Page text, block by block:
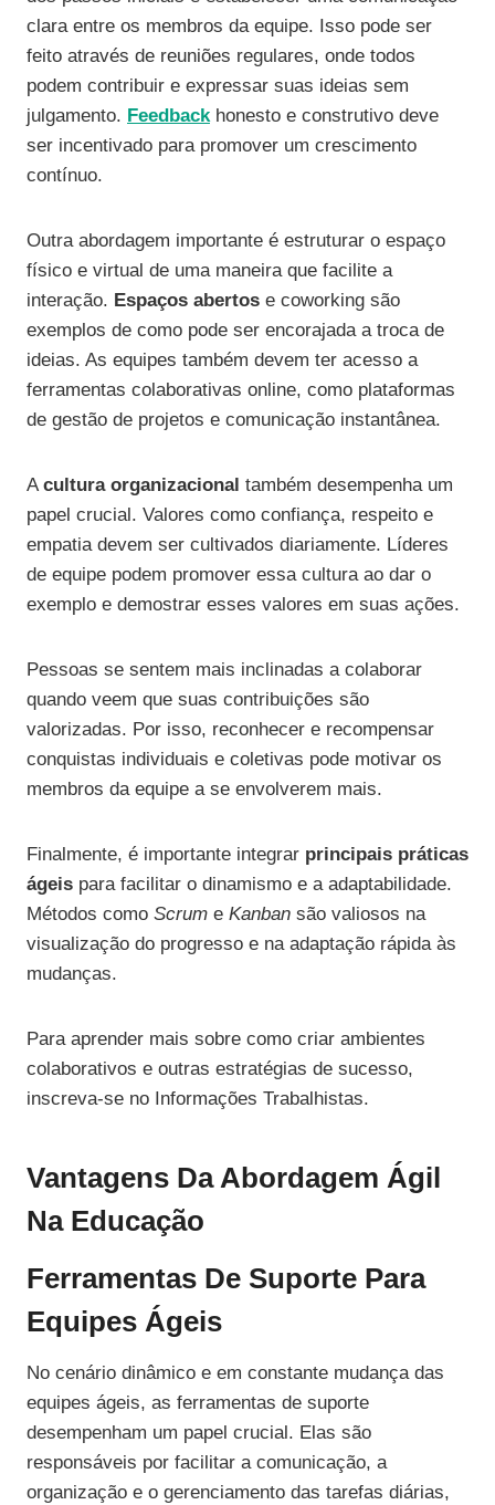
clara entre os membros da equipe. Isso pode ser
feito através de reuniões regulares, onde todos
podem contribuir e expressar suas ideias sem
julgamento. Feedbackhonesto e construtivo deve
ser incentivado para promover um crescimento
contínuo.
Outra abordagem importante é estruturar o espaço
físico e virtual de uma maneira que facilite a
interação. Espaços abertos e coworking são
exemplos de como pode ser encorajada a troca de
ideias. As equipes também devem ter acesso a
ferramentas colaborativas online, como plataformas
de gestão de projetos e comunicação instantânea.
Acultura organizacional também desempenha um
papel crucial. Valores como confiança, respeito e
empatia devem ser cultivados diariamente. Líderes
de equipe podem promover essa cultura ao dar o
exemplo e demostrar esses valores em suas ações.
Pessoas se sentem mais inclinadas a colaborar
quando veem que suas contribuições são
valorizadas. Por isso, reconhecer e recompensar
conquistas individuais e coletivas pode motivar os
membros da equipe a se envolverem mais.
Finalmente, é importante integrar principais práticas
ágeis para facilitar o dinamismo e a adaptabilidade.
Métodos como Scrum e Kanban são valiosos na
visualização do progresso e na adaptação rápida às
mudanças.
Para aprender mais sobre como criar ambientes
colaborativos e outras estratégias de sucesso,
inscreva-se no Informações Trabalhistas.
Vantagens Da Abordagem Ágil
Na Educação
Ferramentas De Suporte Para
Equipes Ágeis
No cenário dinâmico e em constante mudança das
equipes ágeis, as ferramentas de suporte
desempenham um papel crucial. Elas são
responsáveis por facilitar a comunicação, a
organização e o gerenciamento das tarefas diárias,